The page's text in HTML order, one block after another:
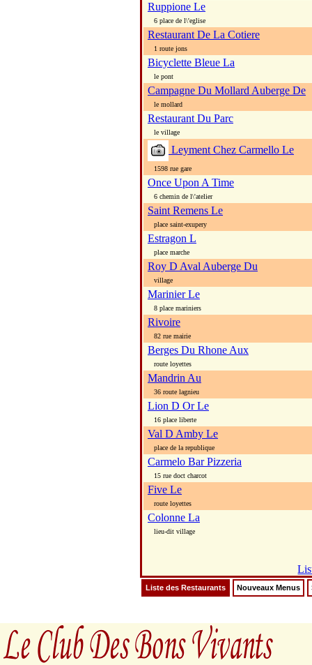
Ruppione Le
6 place de l\'eglise
Restaurant De La Cotiere
1 route jons
Bicyclette Bleue La
le pont
Campagne Du Mollard Auberge De
le mollard
Restaurant Du Parc
le village
Leyment Chez Carmello Le
1598 rue gare
Once Upon A Time
6 chemin de l\'atelier
Saint Remens Le
place saint-exupery
Estragon L
place marche
Roy D Aval Auberge Du
village
Marinier Le
8 place mariniers
Rivoire
82 rue mairie
Berges Du Rhone Aux
route loyettes
Mandrin Au
36 route lagnieu
Lion D Or Le
16 place liberte
Val D Amby Le
place de la republique
Carmelo Bar Pizzeria
15 rue doct charcot
Five Le
route loyettes
Colonne La
lieu-dit village
Liste des Restaurants Nouveaux Menus